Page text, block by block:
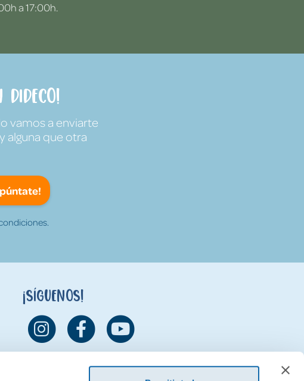
a 17:00h.
vamos a enviarte
alguna que otra
¡Síguenos!